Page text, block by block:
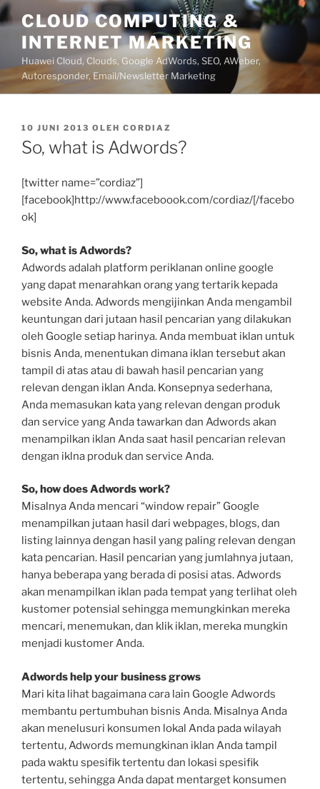
Lompat
ke
konten
CLOUD COMPUTING &
INTERNET MARKETING
Huawei Cloud, Clouds, Google AdWords, SEO, AWeber,
Autoresponder, Email/Newsletter Marketing
DIPOSKAN
PADA
10 JUNI 2013 OLEH CORDIAZ
So, what is Adwords?
[twitter name=”cordiaz”]
[facebook]http://www.faceboook.com/cordiaz/[/facebo
ok]
So, what is Adwords?
Adwords adalah platform periklanan online google
yang dapat menarahkan orang yang tertarik kepada
website Anda. Adwords mengijinkan Anda mengambil
keuntungan dari jutaan hasil pencarian yang dilakukan
oleh Google setiap harinya. Anda membuat iklan untuk
bisnis Anda, menentukan dimana iklan tersebut akan
tampil di atas atau di bawah hasil pencarian yang
relevan dengan iklan Anda. Konsepnya sederhana,
Anda memasukan kata yang relevan dengan produk
dan service yang Anda tawarkan dan Adwords akan
menampilkan iklan Anda saat hasil pencarian relevan
dengan iklna produk dan service Anda.
So, how does Adwords work?
Misalnya Anda mencari “window repair” Google
menampilkan jutaan hasil dari webpages, blogs, dan
listing lainnya dengan hasil yang paling relevan dengan
kata pencarian. Hasil pencarian yang jumlahnya jutaan,
hanya beberapa yang berada di posisi atas. Adwords
akan menampilkan iklan pada tempat yang terlihat oleh
kustomer potensial sehingga memungkinkan mereka
mencari, menemukan, dan klik iklan, mereka mungkin
menjadi kustomer Anda.
Adwords help your business grows
Mari kita lihat bagaimana cara lain Google Adwords
membantu pertumbuhan bisnis Anda. Misalnya Anda
akan menelusuri konsumen lokal Anda pada wilayah
tertentu, Adwords memungkinan iklan Anda tampil
pada waktu spesifik tertentu dan lokasi spesifik
tertentu, sehingga Anda dapat mentarget konsumen